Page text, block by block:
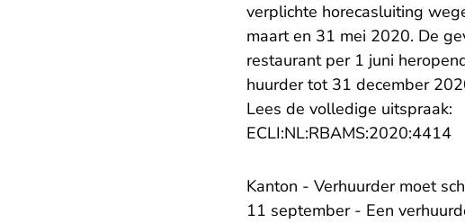
verplichte horecasluiting
maart en 31 mei 2020. De
restaurant per 1 juni
huurder tot 31 december
Lees de volledige uitspraak:
ECLI:NL:RBAMS:2020:4414-
Kanton - Verhuurder moet
11 september - Een